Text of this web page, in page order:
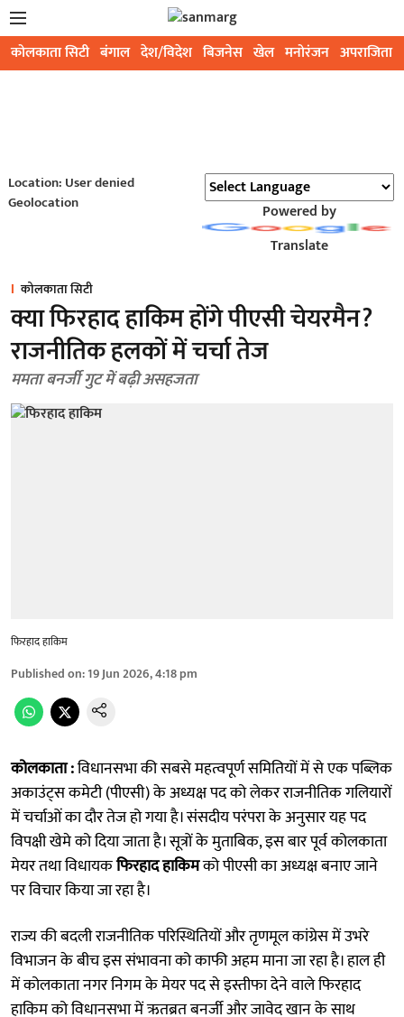
कोलकाता सिटी बंगाल देश/विदेश बिजनेस खेल मनोरंजन अपराजिता
Location: User denied
Geolocation
Powered by
Translate
कोलकाता सिटी
क्या फिरहाद हाकिम होंगे पीएसी चेयरमैन?
राजनीतिक हलकों में चर्चा तेज
ममता बनर्जी गुट में बढ़ी असहजता
फिरहाद हाकिम
Published on:19 Jun 2026, 4:18 pm
कोलकाता :विधानसभा की सबसे महत्वपूर्ण समितियों में से एक पब्लिक
अकाउंट्स कमेटी (पीएसी) के अध्यक्ष पद को लेकर राजनीतिक गलियारों
में चर्चाओं का दौर तेज हो गया है। संसदीय परंपरा के अनुसार यह पद
विपक्षी खेमे को दिया जाता है। सूत्रों के मुताबिक, इस बार पूर्व कोलकाता
मेयर तथा विधायकफिरहाद हाकिमको पीएसी का अध्यक्ष बनाए जाने
पर विचार किया जा रहा है।
राज्य की बदली राजनीतिक परिस्थितियों और तृणमूल कांग्रेस में उभरे
विभाजन के बीच इस संभावना को काफी अहम माना जा रहा है। हाल ही
में कोलकाता नगर निगम के मेयर पद से इस्तीफा देने वाले फिरहाद
हाकिम को विधानसभा में ऋतब्रत बनर्जी और जावेद खान के साथ